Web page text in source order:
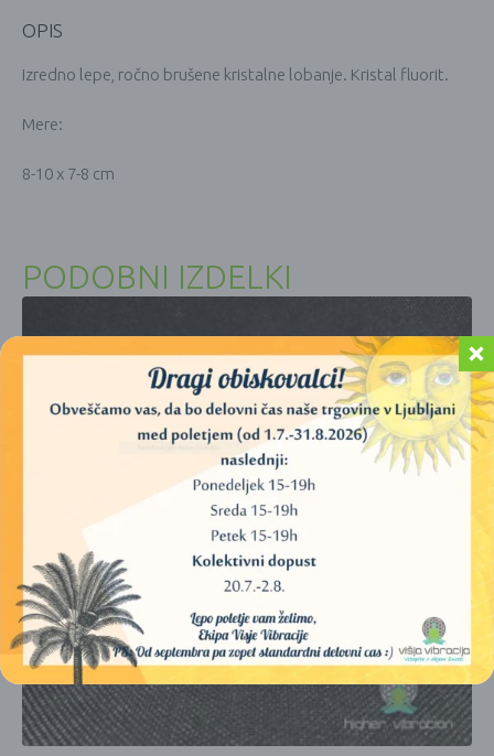
OPIS
Izredno lepe, ročno brušene kristalne lobanje. Kristal fluorit.
Mere:
8-10 x 7-8 cm
PODOBNI IZDELKI